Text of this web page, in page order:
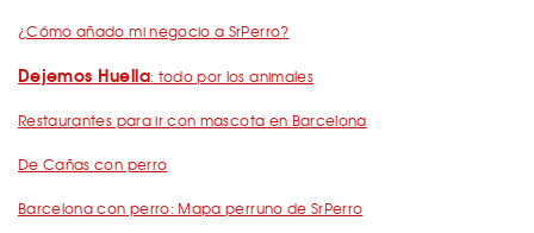
¿Cómo añado mi negocio a SrPerro?
Dejemos Huella: todo por los animales
Restaurantes para ir con mascota en Barcelona
De Cañas con perro
Barcelona con perro: Mapa perruno de SrPerro